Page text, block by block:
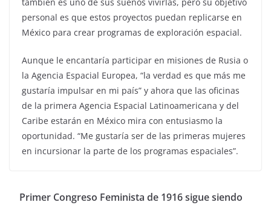
también es uno de sus sueños vivirlas, pero su objetivo
personal es que estos proyectos puedan replicarse en
México para crear programas de exploración espacial.
Aunque le encantaría participar en misiones de Rusia o
la Agencia Espacial Europea, “la verdad es que más me
gustaría impulsar en mi país” y ahora que las oficinas
de la primera Agencia Espacial Latinoamericana y del
Caribe estarán en México mira con entusiasmo la
oportunidad. “Me gustaría ser de las primeras mujeres
en incursionar la parte de los programas espaciales”.
Primer Congreso Feminista de 1916 sigue siendo